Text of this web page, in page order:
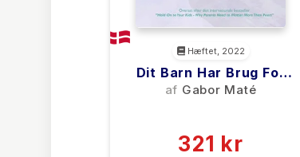
Hæftet, 2022
Dit Barn Har Brug For
DIG
af Gabor Maté
321 kr